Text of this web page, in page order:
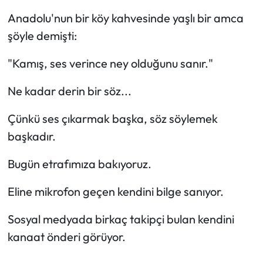
Anadolu'nun bir köy kahvesinde yaşlı bir amca
şöyle demişti:
"Kamış, ses verince ney olduğunu sanır."
Ne kadar derin bir söz...
Çünkü ses çıkarmak başka, söz söylemek
başkadır.
Bugün etrafımıza bakıyoruz.
Eline mikrofon geçen kendini bilge sanıyor.
Sosyal medyada birkaç takipçi bulan kendini
kanaat önderi görüyor.
Kargı Haberleri
Kültür Sanat
Laçin Haberleri
Magazin
Ortaköy Haberleri